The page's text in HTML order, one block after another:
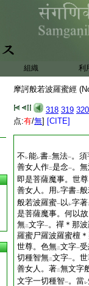
組織 利
摩訶般若波羅蜜經
318 319 320
点:有/無] [CITE]
不 レ能レ書二無法一。
善女人作二是念一。
即是菩薩魔事。世
善女人。用 レ字書二
般若波羅蜜一 以 レ字著
是菩薩魔事。何以
無二文字一。禪＊那
羅蜜尸羅波羅蜜檀
世尊。色無二文字一
切種智無二文字一。
善女人。著二無文字
文字一切種智一。當レ